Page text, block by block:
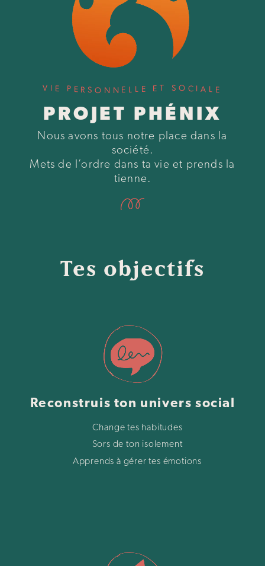
V I E P E RS O N N E L L E E T S O C IA L E
PROJET PHÉNIX
Nous avons tous notre place dans la
société.
Mets de l’ordre dans ta vie et prends la
tienne.
Tes objectifs
Reconstruis ton univers social
Change tes habitudes
Sors de ton isolement
Apprends à gérer tes émotions